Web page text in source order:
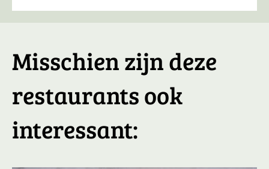
Misschien zijn deze
restaurants ook
interessant: